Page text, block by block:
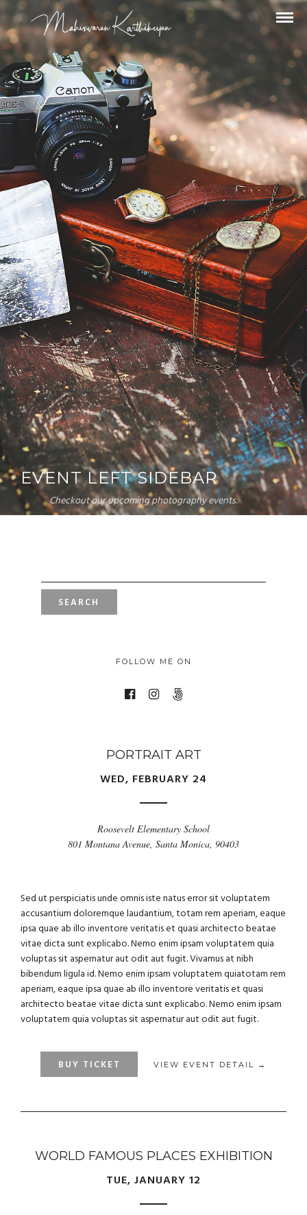
EVENT LEFT SIDEBAR
Checkout our upcoming photography events.
FOLLOW ME ON
PORTRAIT ART
WED, FEBRUARY 24
Roosevelt Elementary School
801 Montana Avenue, Santa Monica, 90403
Sed ut perspiciatis unde omnis iste natus error sit voluptatem
accusantium doloremque laudantium, totam rem aperiam, eaque
ipsa quae ab illo inventore veritatis et quasi architecto beatae
vitae dicta sunt explicabo. Nemo enim ipsam voluptatem quia
voluptas sit aspernatur aut odit aut fugit. Vivamus at nibh
bibendum ligula id. Nemo enim ipsam voluptatem quiatotam rem
aperiam, eaque ipsa quae ab illo inventore veritatis et quasi
architecto beatae vitae dicta sunt explicabo. Nemo enim ipsam
voluptatem quia voluptas sit aspernatur aut odit aut fugit.
BUY TICKET VIEW EVENT DETAIL →
WORLD FAMOUS PLACES EXHIBITION
TUE, JANUARY 12